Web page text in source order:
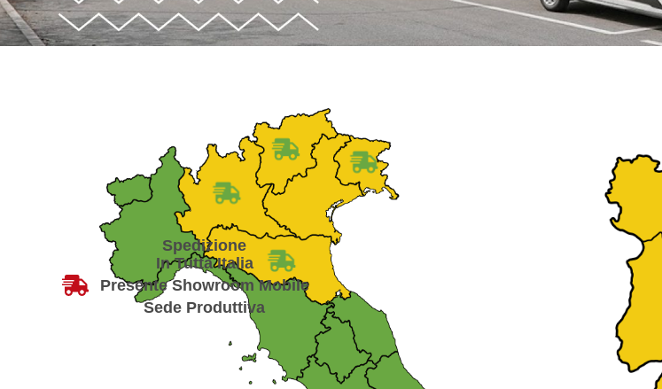
Spedizione
In Tutta Italia
Presente Showroom Mobile
Sede Produttiva